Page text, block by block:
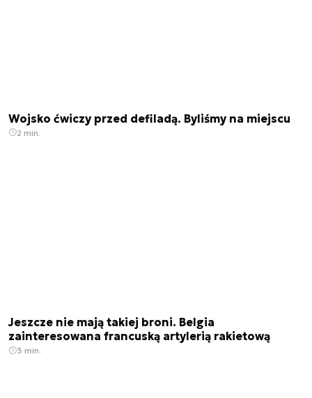
Wojsko ćwiczy przed defiladą. Byliśmy na miejscu
2 min.
Jeszcze nie mają takiej broni. Belgia
zainteresowana francuską artylerią rakietową
3 min.